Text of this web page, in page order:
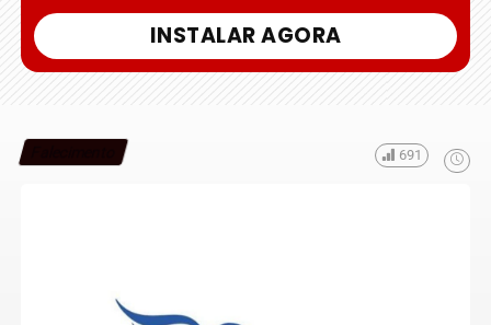
INSTALAR AGORA
691